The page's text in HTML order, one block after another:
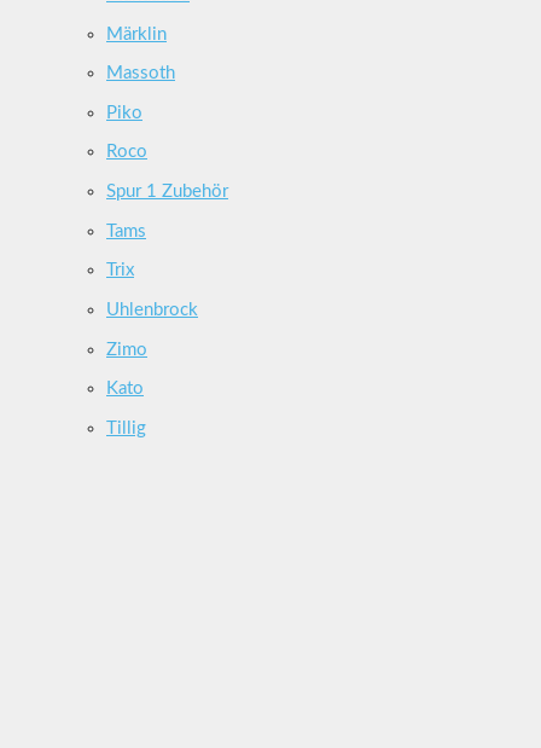
Märklin
Massoth
Piko
Roco
Spur 1 Zubehör
Tams
Trix
Uhlenbrock
Zimo
Kato
Tillig